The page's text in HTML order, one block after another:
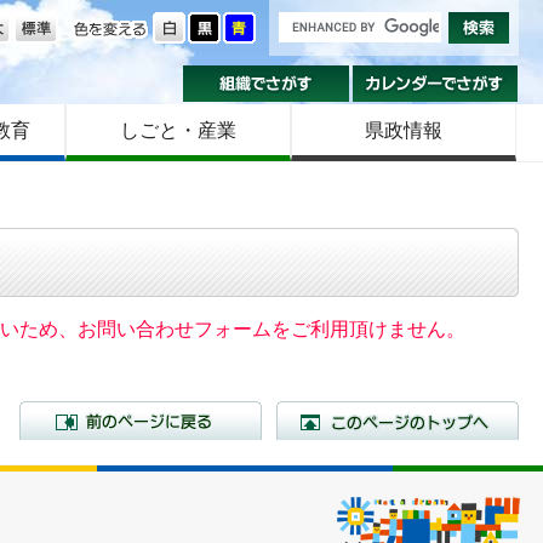
色を変える
大きさ
組織でさがす
育 しごと・産業 県政情報
ため、お問い合わせフォームをご利用頂けません。
前のページに戻る